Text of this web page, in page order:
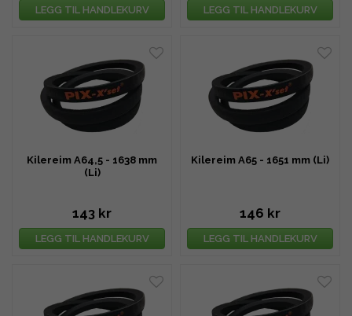
LEGG TIL HANDLEKURV LEGG TIL HANDLEKURV
Kilereim A64,5 - 1638 mm
(Li)
143 kr
LEGG TIL HANDLEKURV
Kilereim A65 - 1651 mm (Li)
146 kr
LEGG TIL HANDLEKURV